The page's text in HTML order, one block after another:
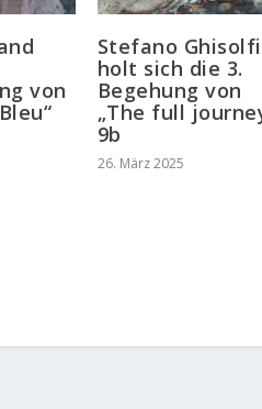
von
Stefano Ghisolfi
holt sich die 3.
Begehung von
„The full
9b
26. März 2025